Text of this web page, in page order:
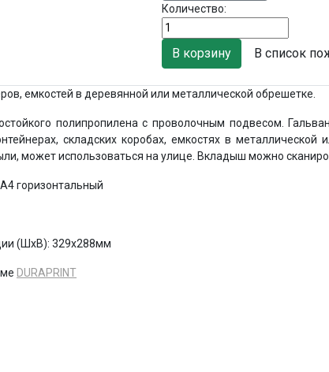
Количество:
В список
емкостей в деревянной или металлической обрешетке.
полипропилена с проволочным подвесом.
складских коробах, емкостях в
может использоваться на улице. Вкладыш можно
горизонтальный
(ШхВ): 329x288мм
DURAPRINT